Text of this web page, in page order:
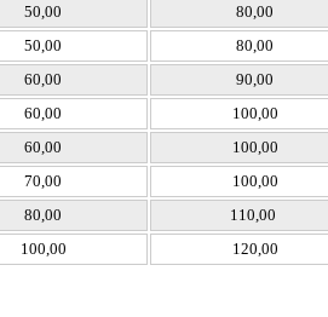
50,00
80,00
50,00
80,00
60,00
90,00
60,00
100,00
60,00
100,00
70,00
100,00
80,00
110,00
100,00
120,00